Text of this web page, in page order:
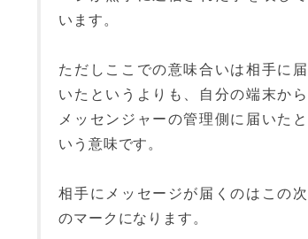
います。
ただしここでの意味合いは相手に届
いたというよりも、自分の端末から
メッセンジャーの管理側に届いたと
いう意味です。
相手にメッセージが届くのはこの次
のマークになります。